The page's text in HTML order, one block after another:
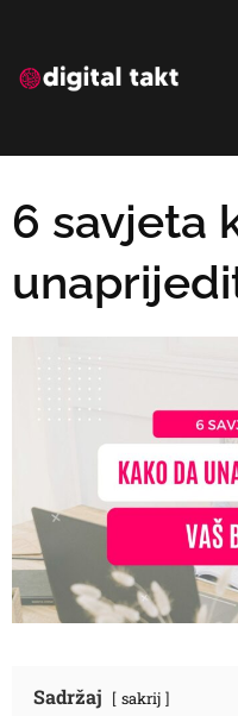
6 savjeta
Sadržaj sakrij